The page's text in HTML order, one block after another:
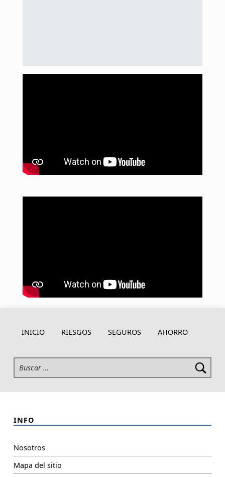
INICIO RIESGOS SEGUROS AHORRO
Buscar:
INFO
Nosotros
Mapa del sitio